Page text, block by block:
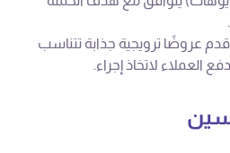
قدم عروضًا ترويجية جذابة تتناسب
العملاء لاتخاذ إجراء.